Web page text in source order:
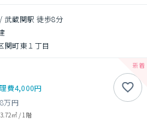
武蔵関駅 徒歩8分
関町東１丁目
費4,000円
8万円
㎡/ 1階